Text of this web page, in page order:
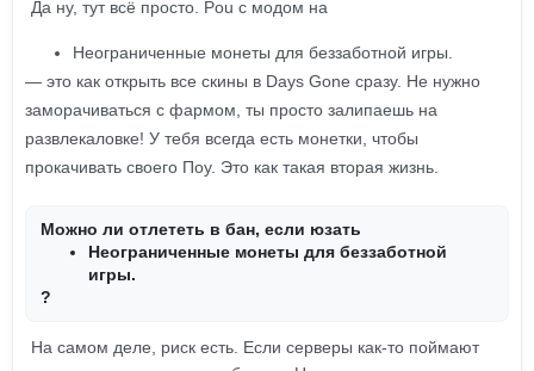
Да ну, тут всё просто. Pou с модом на
Неограниченные монеты для беззаботной игры.
— это как открыть все скины в Days Gone сразу. Не нужно
заморачиваться с фармом, ты просто залипаешь на
развлекаловке! У тебя всегда есть монетки, чтобы
прокачивать своего Поу. Это как такая вторая жизнь.
Можно ли отлететь в бан, если юзать
Неограниченные монеты для беззаботной
игры.
?
На самом деле, риск есть. Если серверы как-то поймают